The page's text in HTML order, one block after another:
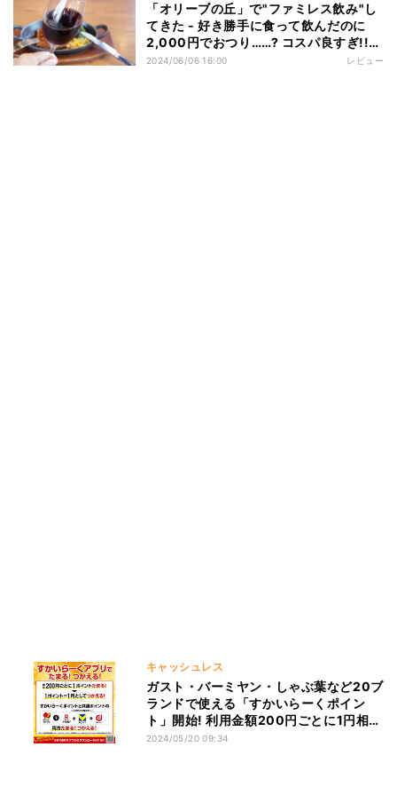
「オリーブの丘」で"ファミレス飲み"し
てきた - 好き勝手に食って飲んだのに
2,000円でおつり……? コスパ良すぎ!!
【実食レポ】
2024/06/06 16:00 レビュー
キャッシュレス
ガスト・バーミヤン・しゃぶ葉など20ブ
ランドで使える「すかいらーくポイン
ト」開始! 利用金額200円ごとに1円相当
ポイント付与
2024/05/20 09:34